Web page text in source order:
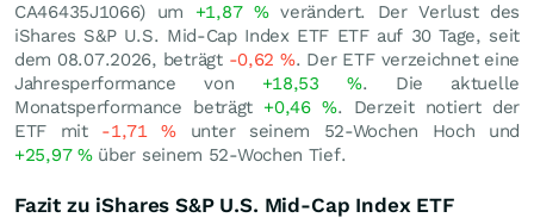
CA46435J1066) um +1,87 %verändert. Der Verlust des
iShares S&P U.S. Mid-Cap Index ETF ETF auf 30 Tage, seit
dem 08.07.2026, beträgt -0,62%. Der ETF verzeichnet eine
Jahresperformance von +18,53%. Die aktuelle
Monatsperformance beträgt +0,46 %. Derzeit notiert der
ETF mit -1,71% unter seinem 52-Wochen Hoch und
+25,97 %über seinem 52-Wochen Tief.
Fazit zu iShares S&P U.S. Mid-Cap Index ETF